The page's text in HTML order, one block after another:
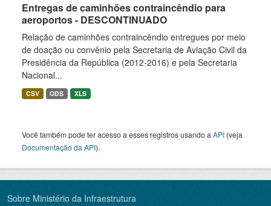
Entregas de caminhões contraincêndio para
aeroportos - DESCONTINUADO
Relação de caminhões contraincêndio entregues por meio
de doação ou convênio pela Secretaria de Aviação Civil da
Presidência da República (2012-2016) e pela Secretaria
Nacional...
CSV ODS XLS
Você também pode ter acesso a esses registros usando a API (veja
Documentação da API).
Sobre Ministério da Infraestrutura